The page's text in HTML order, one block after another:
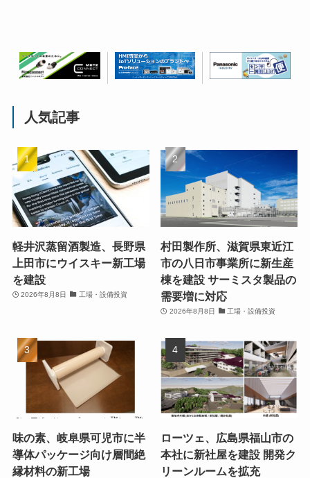
人気記事
軽井沢蒸留酒製造、長野県
上田市にウイスキー新工場
を建設
2026年8月8日 工場・設備投資
村田製作所、滋賀県東近江
市の八日市事業所に新生産
棟を建設 サーミスタ製品の
需要増に対応
2026年8月8日 工場・設備投資
味の素、岐阜県可児市に半
導体パッケージ向け層間絶
縁材料の新工場
ローツェ、広島県福山市の
本社に新社屋を建設 開発ク
リーンルームを拡充